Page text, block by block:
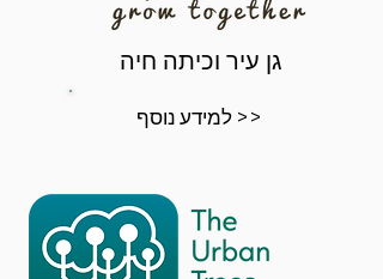
גן עיר וכיתה חיה
למידע נוסף >>